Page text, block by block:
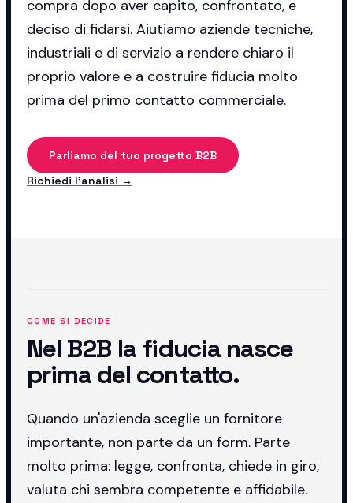
compra dopo aver capito, confrontato, e
deciso di fidarsi. Aiutiamo aziende tecniche,
industriali e di servizio a rendere chiaro il
proprio valore e a costruire fiducia molto
prima del primo contatto commerciale.
Parliamo del tuo progetto B2B
Richiedi l'analisi →
COME SI DECIDE
Nel B2B la fiducia nasce
prima del contatto.
Quando un'azienda sceglie un fornitore
importante, non parte da un form. Parte
molto prima: legge, confronta, chiede in giro,
valuta chi sembra competente e affidabile.